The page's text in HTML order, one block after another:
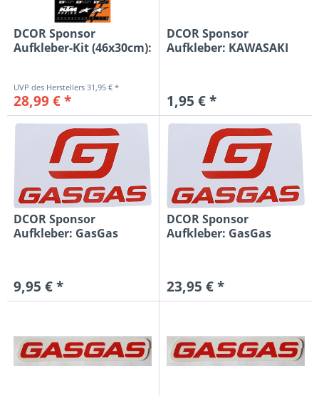
DCOR Sponsor
Aufkleber-Kit (46x30cm):
31,95 € *
28,99 € *
DCOR Sponsor
Aufkleber: KAWASAKI
1,95 € *
DCOR Sponsor
Aufkleber: GasGas
9,95 € *
DCOR Sponsor
Aufkleber: GasGas
23,95 € *